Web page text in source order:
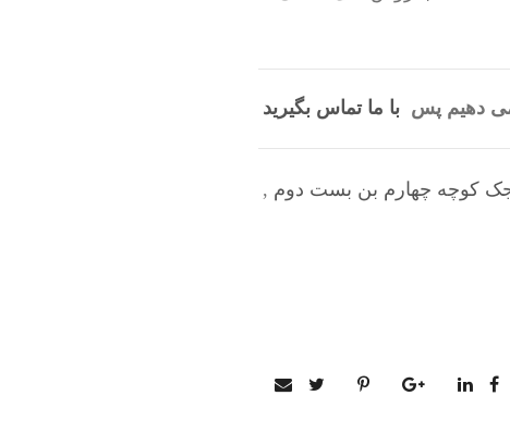
می دهیم پس با ما تماس بگیرید
کوچه چهارم بن بست دوم ,